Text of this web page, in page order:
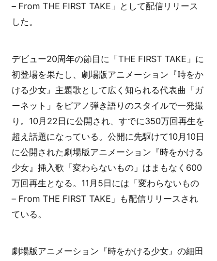
– From THE FIRST TAKE」として配信リリース
した。
デビュー20周年の節目に「THE FIRST TAKE」に
初登場を果たし、劇場版アニメーション『時をか
ける少女』主題歌として広く知られる代表曲「ガ
ーネット」をピアノ弾き語りのスタイルで一発撮
り。10月22日に公開され、すでに350万回再生を
超え話題になっている。公開に先駆けて10月10日
に公開された劇場版アニメーション『時をかける
少女』挿入歌「変わらないもの」はまもなく600
万回再生となる。11月5日には「変わらないもの
– From THE FIRST TAKE」も配信リリースされ
ている。
劇場版アニメーション『時をかける少女』の細田